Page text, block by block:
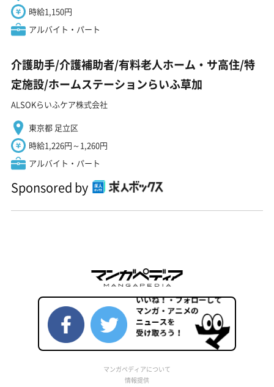
時給1,150円
アルバイト・パート
介護助手/介護補助者/有料老人ホーム・サ高住/特
定施設/ホームステーションらいふ草加
ALSOKらいふケア株式会社
東京都 足立区
時給1,226円～1,260円
アルバイト・パート
Sponsored by
マンガペディアについて
情報提供